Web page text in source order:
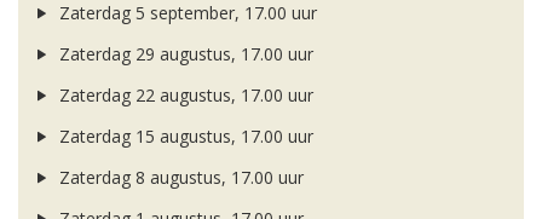
Zaterdag 5 september, 17.00 uur
Zaterdag 29 augustus, 17.00 uur
Zaterdag 22 augustus, 17.00 uur
Zaterdag 15 augustus, 17.00 uur
Zaterdag 8 augustus, 17.00 uur